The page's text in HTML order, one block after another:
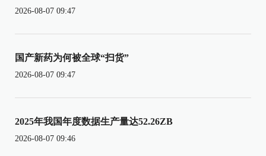
2026-08-07 09:47
国产新药为何被全球“扫货”
2026-08-07 09:47
2025年我国年度数据生产量达52.26ZB
2026-08-07 09:46